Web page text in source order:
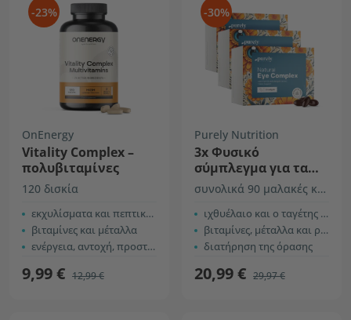
-23%
OnEnergy
Vitality Complex –
πολυβιταμίνες
120 δισκία
εκχυλίσματα και πεπτικά ένζυμα
βιταμίνες και μέταλλα
ενέργεια, αντοχή, προστασία
9,99 € 12,99 €
-30%
Purely Nutrition
3x Φυσικό
σύμπλεγμα για τα
μάτια
συνολικά 90 μαλακές κάψουλες
ιχθυέλαιο και ο ταγέτης ο ορθοφυής
βιταμίνες, μέταλλα και ρεσβερατρόλη
διατήρηση της όρασης
20,99 € 29,97 €